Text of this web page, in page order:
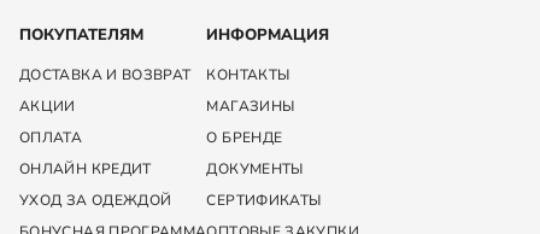
ПОКУПАТЕЛЯМ
ДОСТАВКА И ВОЗВРАТ
АКЦИИ
ОПЛАТА
ОНЛАЙН КРЕДИТ
УХОД ЗА ОДЕЖДОЙ
ИНФОРМАЦИЯ
КОНТАКТЫ
МАГАЗИНЫ
О БРЕНДЕ
ДОКУМЕНТЫ
СЕРТИФИКАТЫ